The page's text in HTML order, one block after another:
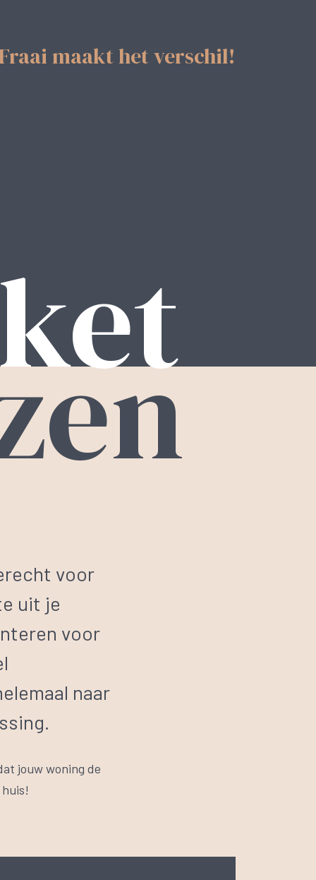
maakt het verschil!
voor
uit je
voor
naar
jouw woning de